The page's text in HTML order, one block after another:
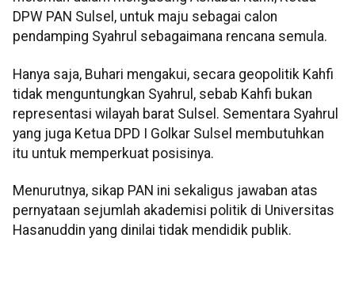
DPW PAN Sulsel, untuk maju sebagai calon
pendamping Syahrul sebagaimana rencana semula.
Hanya saja, Buhari mengakui, secara geopolitik Kahfi
tidak menguntungkan Syahrul, sebab Kahfi bukan
representasi wilayah barat Sulsel. Sementara Syahrul
yang juga Ketua DPD I Golkar Sulsel membutuhkan
itu untuk memperkuat posisinya.
Menurutnya, sikap PAN ini sekaligus jawaban atas
pernyataan sejumlah akademisi politik di Universitas
Hasanuddin yang dinilai tidak mendidik publik.